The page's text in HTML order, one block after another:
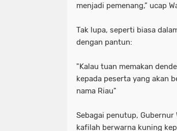
menjadi pemenang,” ucap
Tak lupa, seperti biasa
dengan pantun:
"Kalau tuan memakan
kepada peserta yang akan
nama Riau"
Sebagai penutup,
kafilah berwarna kuning